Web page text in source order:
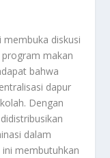
diskusi
makan
bahwa
dapur
Dengan
dalam
membutuhkan